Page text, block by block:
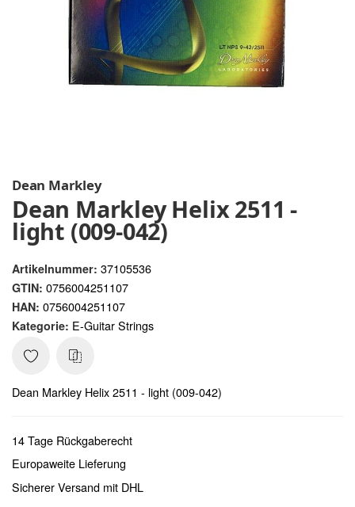
Dean Markley
Dean Markley Helix 2511 -
light (009-042)
Artikelnummer: 37105536
GTIN: 0756004251107
HAN: 0756004251107
Kategorie: E-Guitar Strings
Dean Markley Helix 2511 - light (009-042)
14 Tage Rückgaberecht
Europaweite Lieferung
Sicherer Versand mit DHL